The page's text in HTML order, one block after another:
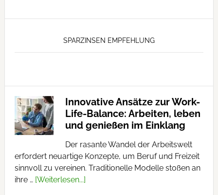
SPARZINSEN EMPFEHLUNG
Innovative Ansätze zur Work-
Life-Balance: Arbeiten, leben
und genießen im Einklang
Der rasante Wandel der Arbeitswelt
erfordert neuartige Konzepte, um Beruf und Freizeit
sinnvoll zu vereinen. Traditionelle Modelle stoßen an
ihre … [Weiterlesen...]